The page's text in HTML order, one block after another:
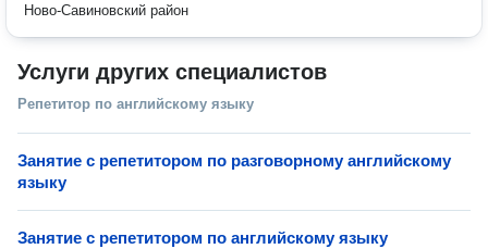
Ново-Савиновский район
Услуги других специалистов
Репетитор по английскому языку
Занятие с репетитором по разговорному английскому
языку
Занятие с репетитором по английскому языку